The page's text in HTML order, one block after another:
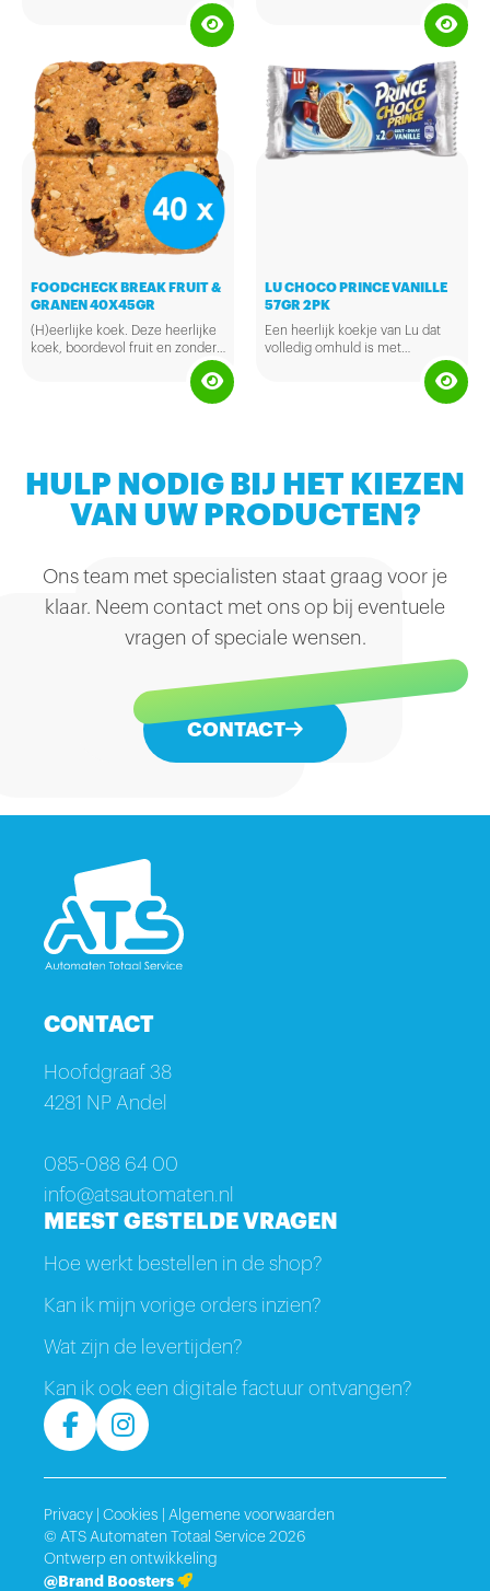
Milka chocolade chips en een
zachte chocolade kern van Milka
FOODCHECK BREAK FRUIT &
GRANEN 40X45GR
(H)eerlijke koek. Deze heerlijke
koek, boordevol fruit en zonder
onnodige toevoegingen, is 100%
LU CHOCO PRINCE VANILLE
57GR 2PK
Een heerlijk koekje van Lu dat
volledig omhuld is met
hebben daarnaast ook nog een
vanillesmaak. Lekker tussendoor
HULP NODIG BIJ HET KIEZEN
VAN UW PRODUCTEN?
Ons team met specialisten staat graag voor je
klaar. Neem contact met ons op bij eventuele
vragen of speciale wensen.
CONTACT
CONTACT
Hoofdgraaf 38
4281 NP Andel
085-088 64 00
info@atsautomaten.nl
MEEST GESTELDE VRAGEN
Hoe werkt bestellen in de shop?
Kan ik mijn vorige orders inzien?
Wat zijn de levertijden?
Kan ik ook een digitale factuur ontvangen?
Ontwerp en ontwikkeling
@Brand Boosters
© ATS Automaten Totaal Service 2026
Privacy Cookies Algemene voorwaarden